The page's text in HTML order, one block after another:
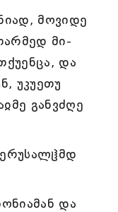
მოვიდე
მი-
და
უკუეთუ
განვძღე
და